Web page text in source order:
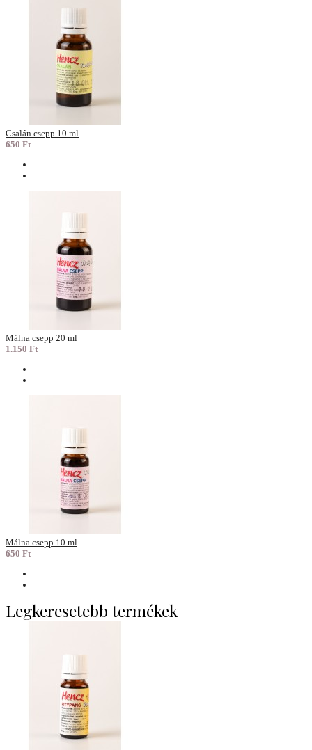
Csalán csepp 10 ml
650 Ft
Málna csepp 20 ml
1.150 Ft
Málna csepp 10 ml
650 Ft
Legkeresetebb termékek